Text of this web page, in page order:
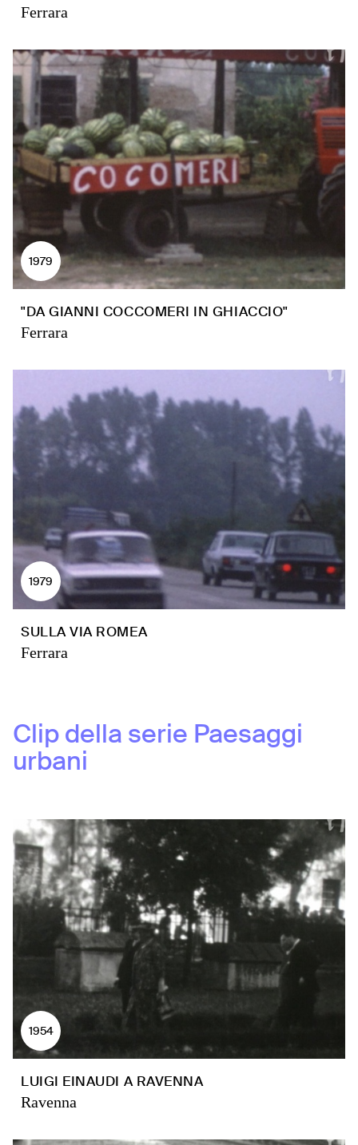
Ferrara
1979
"DA GIANNI COCCOMERI IN GHIACCIO"
Ferrara
1979
SULLA VIA ROMEA
Ferrara
Clip della serie Paesaggi
urbani
1954
LUIGI EINAUDI A RAVENNA
Ravenna